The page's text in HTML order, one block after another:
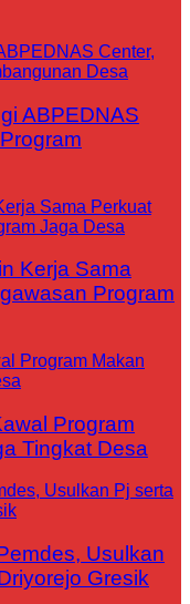
ABPEDNAS
Kerja Sama
Program
Program
Tingkat Desa
Usulkan
Gresik